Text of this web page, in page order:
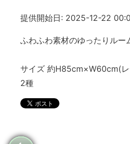
提供開始日: 2025-12-22
ふわふわ素材のゆったりルー
サイズ 約H85cm×W60cm(
2種